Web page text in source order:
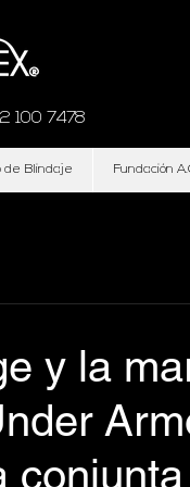
100 7478
de Blindaje Fundación
y la